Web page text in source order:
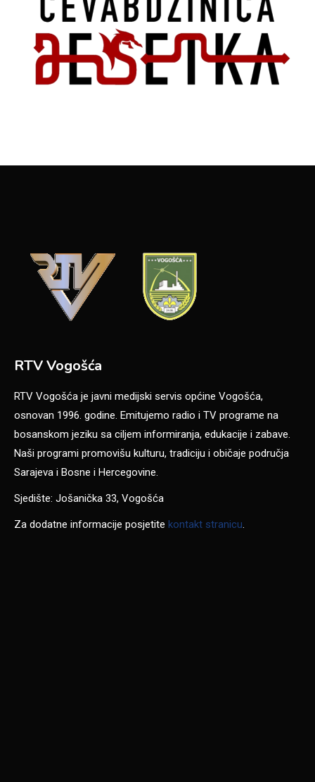
RTV Vogošća
RTV Vogošća je javni medijski servis općine Vogošća,
osnovan 1996. godine. Emitujemo radio i TV programe na
bosanskom jeziku sa ciljem informiranja, edukacije i zabave.
Naši programi promovišu kulturu, tradiciju i običaje područja
Sarajeva i Bosne i Hercegovine.
Sjedište: Jošanička 33, Vogošća
Za dodatne informacije posjetite kontakt stranicu.